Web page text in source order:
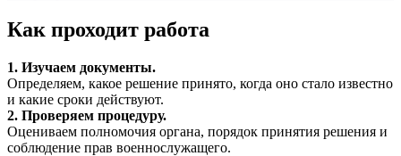
Как проходит работа
1. Изучаем документы.
Определяем, какое решение принято, когда оно стало известно
и какие сроки действуют.
2. Проверяем процедуру.
Оцениваем полномочия органа, порядок принятия решения и
соблюдение прав военнослужащего.